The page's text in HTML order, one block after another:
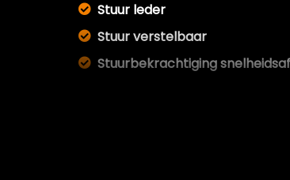
Stuur leder
Stuur verstelbaar
Stuurbekrachtiging